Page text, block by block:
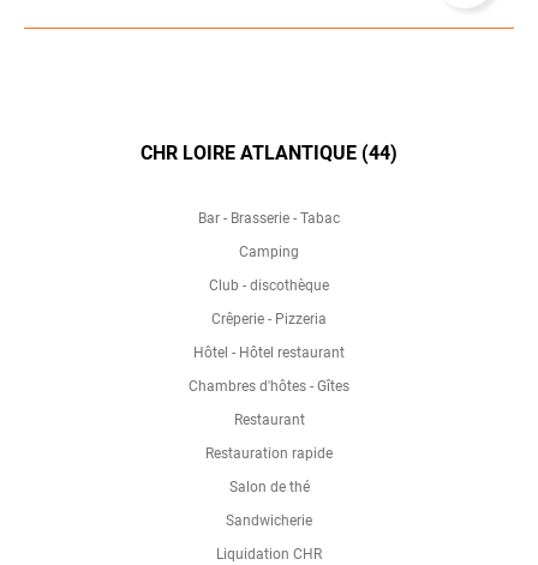
CHR LOIRE ATLANTIQUE (44)
Bar - Brasserie - Tabac
Camping
Club - discothèque
Crêperie - Pizzeria
Hôtel - Hôtel restaurant
Chambres d'hôtes - Gîtes
Restaurant
Restauration rapide
Salon de thé
Sandwicherie
Liquidation CHR